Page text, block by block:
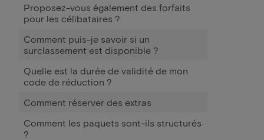
Proposez-vous également des forfaits
pour les célibataires ?
Comment puis-je savoir si un
surclassement est disponible ?
Quelle est la durée de validité de mon
code de réduction ?
Comment réserver des extras
Comment les paquets sont-ils structurés
?